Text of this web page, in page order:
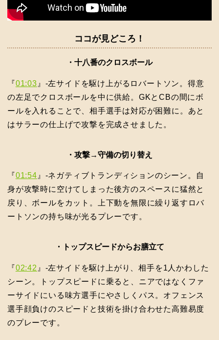
ココが見どころ！
・十八番のクロスボール
『01:03 』-左サイドを駆け上がるロバートソン。得意
の左足でクロスボールを中に供給。GKとCBの間にボ
ールを入れることで、相手選手は対応が困難に。あと
はサラーの仕上げで攻撃を完成させました。
・攻撃→守備の切り替え
『01:54 』-ネガティブトランディションのシーン。自
身が攻撃時に空けてしまった後方のスペースに猛然と
戻り、ボールをカット。上下動を無限に繰り返すロバ
ートソンの持ち味が光るプレーです。
・トップスピードからお膳立て
『02:42 』-左サイドを駆け上がり、相手を1人かわした
シーン。トップスピードに乗ると、ニアではなくファ
ーサイドにいる味方選手にやさしくパス。オフェンス
選手顔負けのスピードと技術を掛け合わせた高難易度
のプレーです。